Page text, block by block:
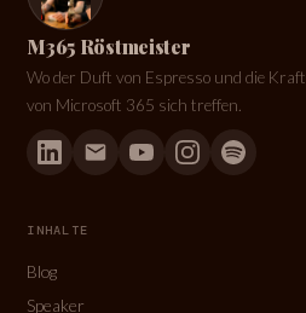
M365 Röstmeister
Wo der Duft von Espresso und die Kraft
von Microsoft 365 sich treffen.
INHALTE
Blog
Speaker